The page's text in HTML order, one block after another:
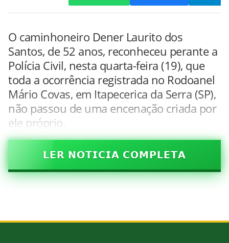
O caminhoneiro Dener Laurito dos
Santos, de 52 anos, reconheceu perante a
Polícia Civil, nesta quarta-feira (19), que
toda a ocorrência registrada no Rodoanel
Mário Covas, em Itapecerica da Serra (SP),
não passou de uma encenação criada por
ele próprio.
𝗟𝗘𝗥 𝗡𝗢𝗧𝗜𝗖𝗜𝗔 𝗖𝗢𝗠𝗣𝗟𝗘𝗧𝗔